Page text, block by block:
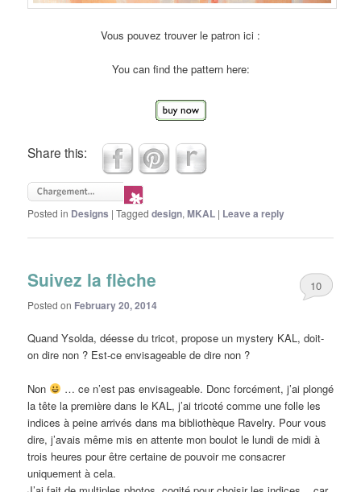
Vous pouvez trouver le patron ici :
You can find the pattern here:
Share this:
Posted in Designs |Tagged design,MKAL | Leave a reply
Suivez la flèche
Posted on February 20, 2014
10
Quand Ysolda, déesse du tricot, propose un mystery KAL, doit-
on dire non ? Est-ce envisageable de dire non ?
Non
… ce n’est pas envisageable. Donc forcément, j’ai plongé
la tête la première dans le KAL, j’ai tricoté comme une folle les
indices à peine arrivés dans ma bibliothèque Ravelry. Pour vous
dire, j’avais même mis en attente mon boulot le lundi de midi à
trois heures pour être certaine de pouvoir me consacrer
uniquement à cela.